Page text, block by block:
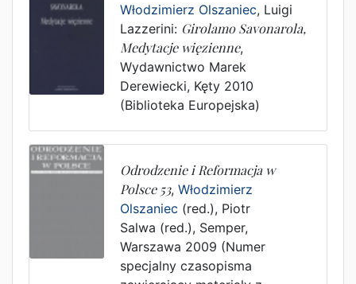
Włodzimierz Olszaniec, Luigi
Lazzerini: Girolamo Savonarola,
Medytacje więzienne,
Wydawnictwo Marek
Derewiecki, Kęty 2010
(Biblioteka Europejska)
Odrodzenie i Reformacja w
Polsce 53, Włodzimierz
Olszaniec (red.), Piotr
Salwa (red.), Semper,
Warszawa 2009 (Numer
specjalny czasopisma